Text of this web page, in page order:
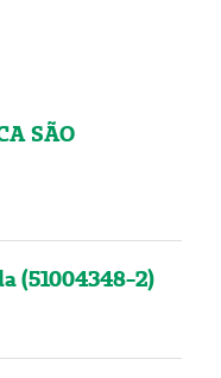
SÃO
(51004348-2)